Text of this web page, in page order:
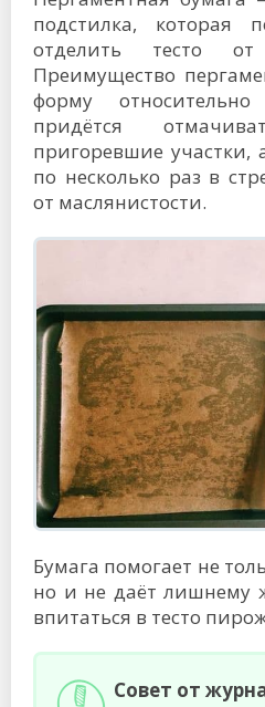
подстилка, которая
отделить тесто
Преимущество
форму
придётся
пригоревшие участки,
по несколько раз в
от маслянистости.
Бумага помогает не
но и не даёт лишнему
впитаться в тесто
Совет от